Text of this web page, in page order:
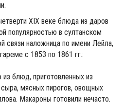
XIX веке блюда из даров
популярностью в султанском
связи наложница по имени Лейла,
с 1853 по 1861 гг.:
блюд, приготовленных из
мясных пирогов, овощных
Макароны готовили нечасто.